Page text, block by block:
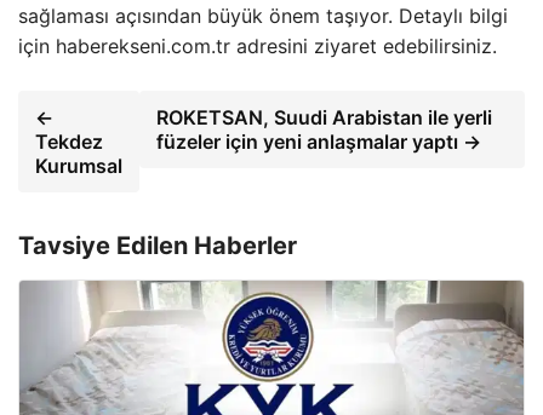
sağlaması açısından büyük önem taşıyor. Detaylı bilgi
için haberekseni.com.tr adresini ziyaret edebilirsiniz.
←
Tekdez
Kurumsal
ROKETSAN, Suudi Arabistan ile yerli
füzeler için yeni anlaşmalar yaptı →
Tavsiye Edilen Haberler